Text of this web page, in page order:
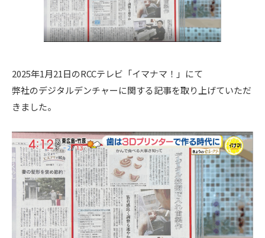
2025年1月21日のRCCテレビ「イマナマ！」にて
弊社のデジタルデンチャーに関する記事を取り上げていただ
きました。